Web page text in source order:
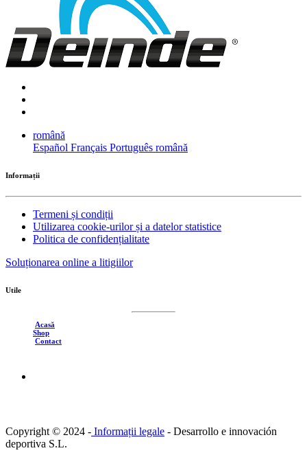
română
Español Français Português română
Informații
Termeni și condiții
Utilizarea cookie-urilor și a datelor statistice
Politica de confidențialitate
Soluționarea online a litigiilor
Utile
Acasă
Shop
Contact
Copyright © 2024 - Informații legale - Desarrollo e innovación
deportiva S.L.